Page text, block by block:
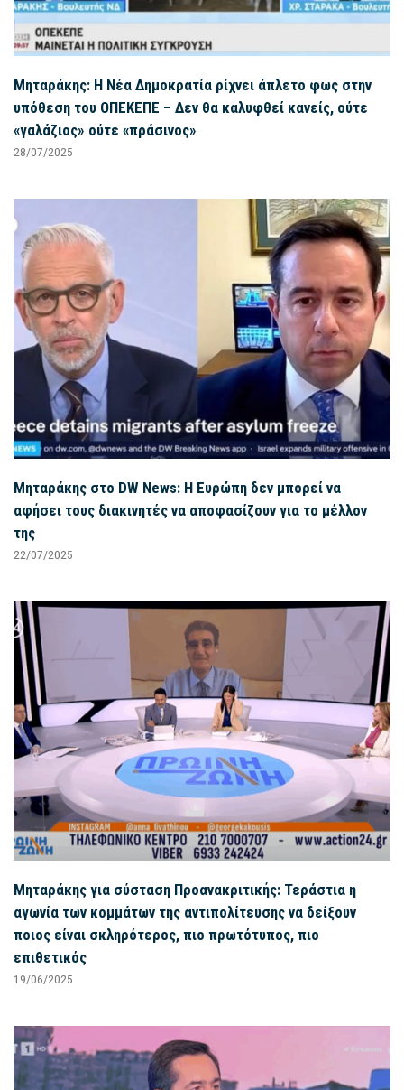
Μηταράκης: Η Νέα Δημοκρατία ρίχνει άπλετο φως στην
υπόθεση του ΟΠΕΚΕΠΕ – Δεν θα καλυφθεί κανείς, ούτε
«γαλάζιος» ούτε «πράσινος»
28/07/2025
Μηταράκης στο DW News: Η Ευρώπη δεν μπορεί να
αφήσει τους διακινητές να αποφασίζουν για το μέλλον
της
22/07/2025
Μηταράκης για σύσταση Προανακριτικής: Τεράστια η
αγωνία των κομμάτων της αντιπολίτευσης να δείξουν
ποιος είναι σκληρότερος, πιο πρωτότυπος, πιο
επιθετικός
19/06/2025